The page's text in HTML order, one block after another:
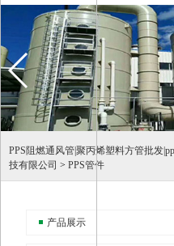
PPS阻燃通风管|聚丙烯塑料方管批发
技有限公司 >PPS管件
产品展示